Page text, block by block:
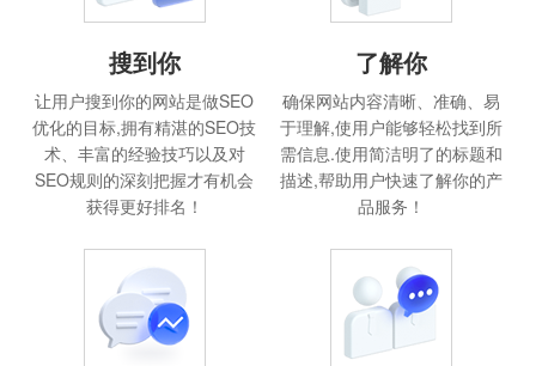
搜到你
让用户搜到你的网站是做SEO
优化的目标,拥有精湛的SEO技
术、丰富的经验技巧以及对
SEO规则的深刻把握才有机会
获得更好排名！
了解你
确保网站内容清晰、准确、易
于理解,使用户能够轻松找到所
需信息.使用简洁明了的标题和
描述,帮助用户快速了解你的产
品服务！